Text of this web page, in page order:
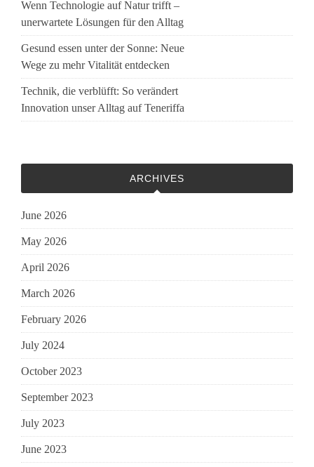
Wenn Technologie auf Natur trifft –
unerwartete Lösungen für den Alltag
Gesund essen unter der Sonne: Neue
Wege zu mehr Vitalität entdecken
Technik, die verblüfft: So verändert
Innovation unser Alltag auf Teneriffa
ARCHIVES
June 2026
May 2026
April 2026
March 2026
February 2026
July 2024
October 2023
September 2023
July 2023
June 2023